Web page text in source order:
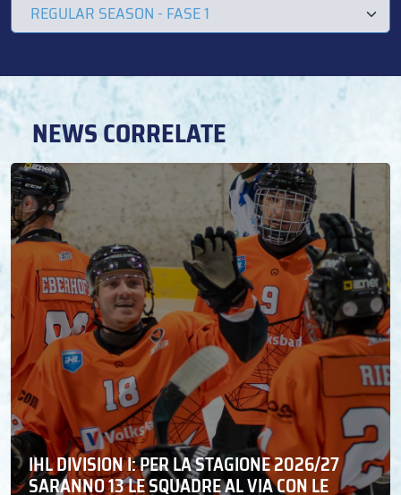
NEWS CORRELATE
IHL DIVISION I: PER LA STAGIONE 2026/27
SARANNO 13 LE SQUADRE AL VIA CON LE